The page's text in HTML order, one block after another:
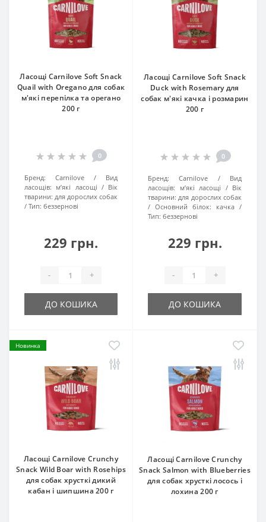
Ласощі Carnilove Soft Snack
Quail with Oregano для собак
м'які перепілка та орегано
200 г
0
Бренд: Carnilove
Вид
ласощів: м’які ласощі
Вік
тварини: для дорослих собак
Тип: беззернові
229 грн.
- +
ДО КОШИКА
Ласощі Carnilove Soft Snack
Duck with Rosemary для
собак м'які качка і розмарин
200 г
0
Бренд: Carnilove
Вид
ласощів:
м’які ласощі
Вік
тварини: для дорослих собак
Основний білок:
качка
Тип: беззернові
229 грн.
- +
ДО КОШИКА
Новинка
Ласощі Carnilove Crunchy
Snack Wild Boar with Rosehips
для собак хрусткі дикий
кабан і шипшина 200 г
Ласощі Carnilove Crunchy
Snack Salmon with Blueberries
для собак хрусткі лосось і
лохина 200 г